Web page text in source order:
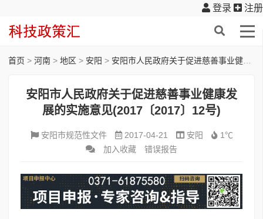
登录 注册
首页 > 河南 > 地区 > 安阳 > 安阳市人民政府关于促进慈善事业健康发展的实施意见(2017〔2017〕12号)
安阳市人民政府关于促进慈善事业健康发
展的实施意见(2017〔2017〕12号)
安阳市规范性文件 2017-04-21 安阳
1℃
加入收藏
错误报告